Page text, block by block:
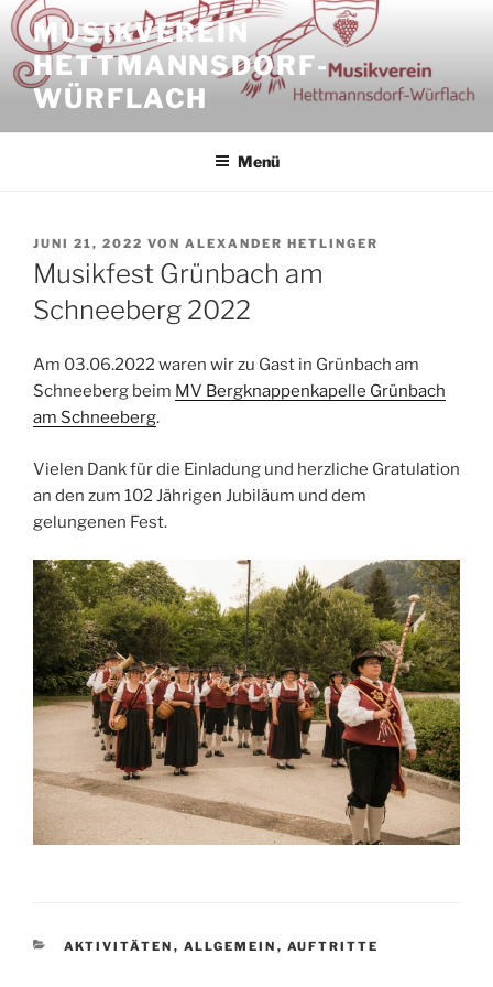
Zum
Inhalt
springen
MUSIKVEREIN
HETTMANNSDORF-
WÜRFLACH
Menü
VERÖFFENTLICHT
AM
JUNI 21, 2022 VON ALEXANDER HETLINGER
Musikfest Grünbach am
Schneeberg 2022
Am 03.06.2022 waren wir zu Gast in Grünbach am
Schneeberg beim MV Bergknappenkapelle Grünbach
am Schneeberg.
Vielen Dank für die Einladung und herzliche Gratulation
an den zum 102 Jährigen Jubiläum und dem
gelungenen Fest.
KATEGORIEN
AKTIVITÄTEN , ALLGEMEIN , AUFTRITTE